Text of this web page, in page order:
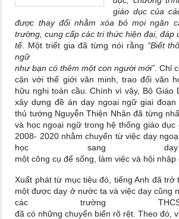
giáo dục của
được thay đổi nhằm xóa bỏ mọi ngăn
trường, cung cấp các tri thức hiện đại,
tế. Một triết gia đã từng nói rằng “Biết
ngữ
như bạn có thêm một con người mới” . Chỉ
cận với thế giới văn minh, trao đổi văn
hữu nghị toàn cầu. Chính vì vậy, Bộ Giáo
xây dựng đề án dạy ngoại ngữ giai đoạn
thủ tướng Nguyễn Thiện Nhân đã từng
và học ngoại ngữ trong hệ thống giáo dục
2008- 2020 nhằm chuyển từ việc dạy
học sang
một công cụ để sống, làm việc và hội
Xuất phát từ mục tiêu đó, tiếng Anh đã trở
một được dạy ở nước ta và việc dạy cũng
các trường
đã có những chuyển biến rõ rệt. Theo đó,